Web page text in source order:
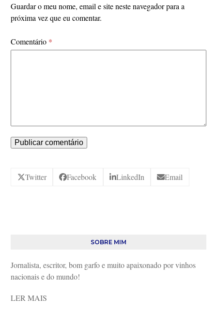
Guardar o meu nome, email e site neste navegador para a
próxima vez que eu comentar.
Comentário *
Twitter Facebook LinkedIn Email
SOBRE MIM
Jornalista, escritor, bom garfo e muito apaixonado por vinhos
nacionais e do mundo!
LER MAIS